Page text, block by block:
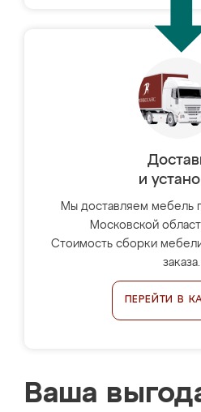
и
Мы доставляем мебель
Московской
Стоимость сборки
заказа.
ПЕРЕЙТИ В
Ваша